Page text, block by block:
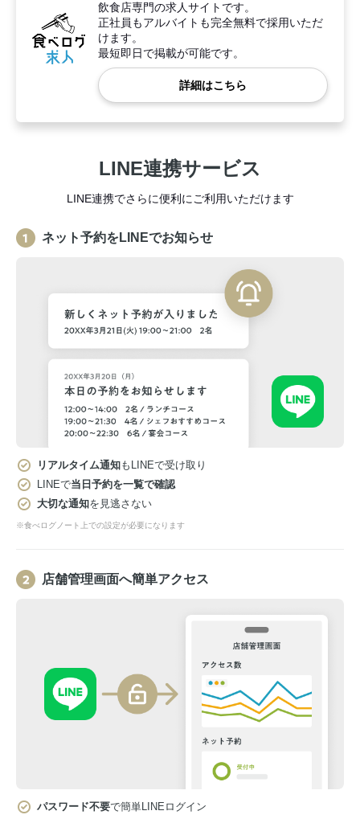
飲食店専門の求人サイトです。
正社員もアルバイトも完全無料で採用いただ
けます。
最短即日で掲載が可能です。
詳細はこちら
LINE連携サービス
LINE連携でさらに便利にご利用いただけます
ネット予約をLINEでお知らせ
リアルタイム通知もLINEで受け取り
LINEで当日予約を一覧で確認
大切な通知を見逃さない
※食べログノート上での設定が必要になります
店舗管理画面へ簡単アクセス
パスワード不要で簡単LINEログイン